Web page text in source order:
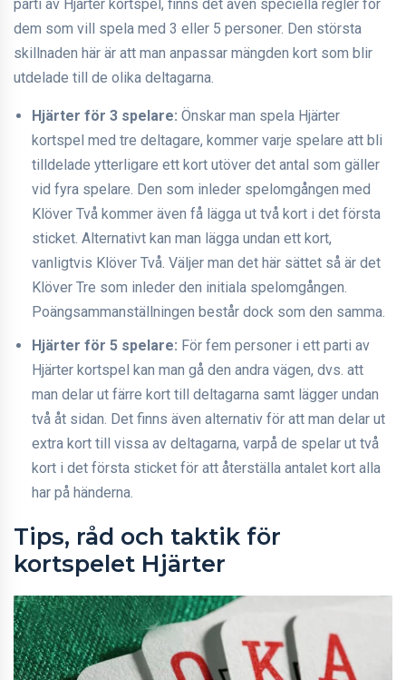
parti av Hjärter kortspel, finns det även speciella regler för
dem som vill spela med 3 eller 5 personer. Den största
skillnaden här är att man anpassar mängden kort som blir
utdelade till de olika deltagarna.
Hjärter för 3 spelare: Önskar man spela Hjärter
kortspel med tre deltagare, kommer varje spelare att bli
tilldelade ytterligare ett kort utöver det antal som gäller
vid fyra spelare. Den som inleder spelomgången med
Klöver Två kommer även få lägga ut två kort i det första
sticket. Alternativt kan man lägga undan ett kort,
vanligtvis Klöver Två. Väljer man det här sättet så är det
Klöver Tre som inleder den initiala spelomgången.
Poängsammanställningen består dock som den samma.
Hjärter för 5 spelare: För fem personer i ett parti av
Hjärter kortspel kan man gå den andra vägen, dvs. att
man delar ut färre kort till deltagarna samt lägger undan
två åt sidan. Det finns även alternativ för att man delar ut
extra kort till vissa av deltagarna, varpå de spelar ut två
kort i det första sticket för att återställa antalet kort alla
har på händerna.
Tips, råd och taktik för
kortspelet Hjärter